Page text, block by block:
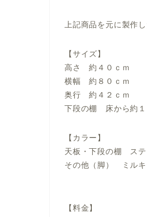
上記商品を元に製作
【サイズ】
高さ 約４０ｃ
横幅 約８０ｃｍ
奥行 約４２ｃｍ
下段の棚 床から約１
【カラー】
天板・下段の棚 ス
その他（脚） ミルキ
【料金】